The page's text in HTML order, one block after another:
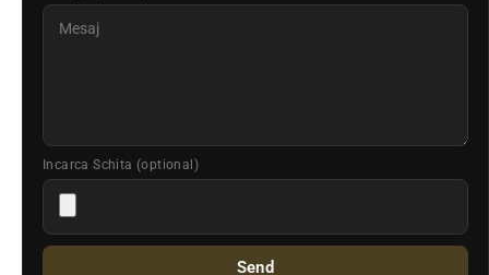
Incarca Schita (optional)
Send